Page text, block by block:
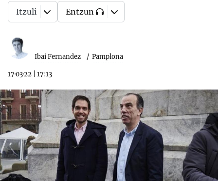
Ibai Fernandez Pamplona
17·03·22 17:13
Itzuli Entzun